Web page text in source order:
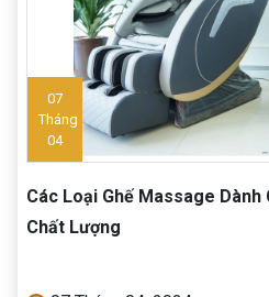
07
Tháng
04
Các Loại Ghế Massage Dành
Chất Lượng